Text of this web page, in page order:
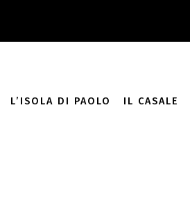
L’ISOLA DI PAOLO IL CASALE